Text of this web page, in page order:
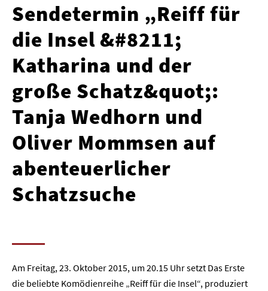
Sendetermin „Reiff für
die Insel &#8211;
Katharina und der
große Schatz&quot;:
Tanja Wedhorn und
Oliver Mommsen auf
abenteuerlicher
Schatzsuche
Am Freitag, 23. Oktober 2015, um 20.15 Uhr setzt Das Erste
die beliebte Komödienreihe „Reiff für die Insel“, produziert